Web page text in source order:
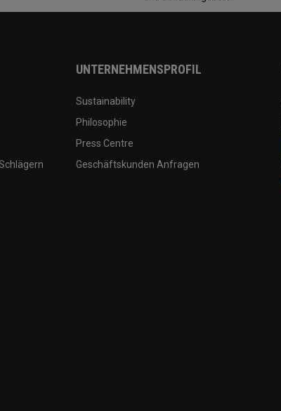
UNTERNEHMENSPROFIL
Sustainability
Philosophie
Press Centre
Geschäftskunden Anfragen